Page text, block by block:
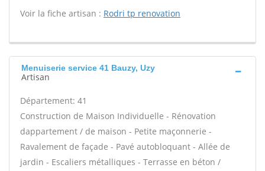
Voir la fiche artisan : Rodri tp renovation
Menuiserie service 41 Bauzy, Uzy
Artisan
Département: 41
Construction de Maison Individuelle - Rénovation
dappartement / de maison - Petite maçonnerie -
Ravalement de façade - Pavé autobloquant - Allée de
jardin - Escaliers métalliques - Terrasse en béton /